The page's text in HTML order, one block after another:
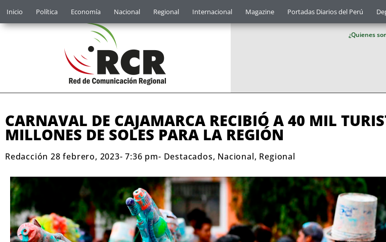
Inicio Política Economía Nacional Regional Internacional Magazine Portadas Diarios del Perú
¿Quienes
CARNAVAL DE CAJAMARCA RECIBIÓ A 40 MIL
MILLONES DE SOLES PARA LA REGIÓN
Redacción 28 febrero, 2023- 7:36 pm- Destacados, Nacional, Regional